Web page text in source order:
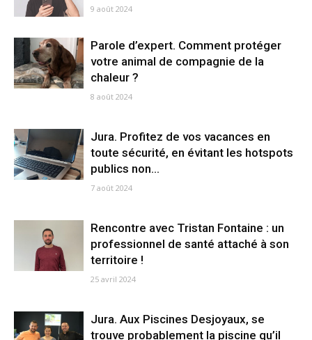
9 août 2024
Parole d’expert. Comment protéger
votre animal de compagnie de la
chaleur ?
8 août 2024
Jura. Profitez de vos vacances en
toute sécurité, en évitant les hotspots
publics non...
7 août 2024
Rencontre avec Tristan Fontaine : un
professionnel de santé attaché à son
territoire !
25 avril 2024
Jura. Aux Piscines Desjoyaux, se
trouve probablement la piscine qu’il